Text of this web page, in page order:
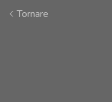
Tornare